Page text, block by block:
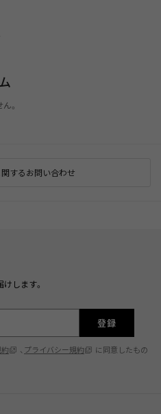
。
するお問い合わせ
します。
登録
、 プライバシー規約
に同意したもの